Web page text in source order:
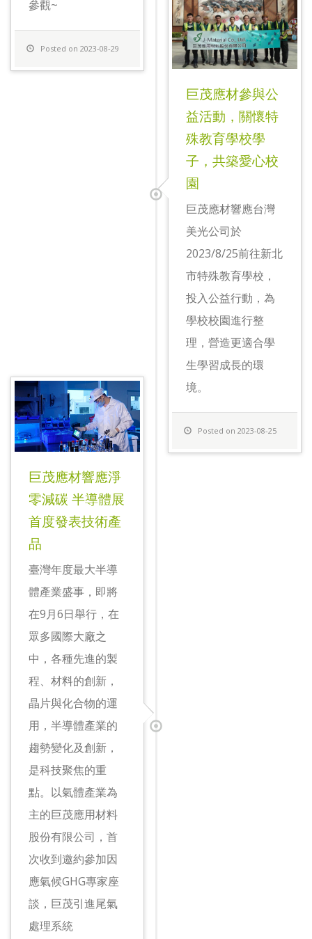
參觀~
Posted on 2023-08-29
巨茂應材參與公
益活動，關懷特
殊教育學校學
子，共築愛心校
園
巨茂應材響應台灣
美光公司於
2023/8/25前往新北
市特殊教育學校，
投入公益行動，為
學校校園進行整
理，營造更適合學
生學習成長的環
境。
Posted on 2023-08-25
巨茂應材響應淨
零減碳 半導體展
首度發表技術產
品
臺灣年度最大半導
體產業盛事，即將
在9月6日舉行，在
眾多國際大廠之
中，各種先進的製
程、材料的創新，
晶片與化合物的運
用，半導體產業的
趨勢變化及創新，
是科技聚焦的重
點。以氣體產業為
主的巨茂應用材料
股份有限公司，首
次收到邀約參加因
應氣候GHG專家座
談，巨茂引進尾氣
處理系統